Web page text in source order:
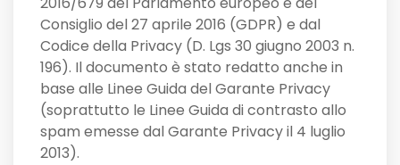
Consiglio del 27 aprile 2016 (GDPR) e dal
Codice della Privacy (D. Lgs 30 giugno 2003 n.
196). Il documento è stato redatto anche in
base alle Linee Guida del Garante Privacy
(soprattutto le Linee Guida di contrasto allo
spam emesse dal Garante Privacy il 4 luglio
2013).